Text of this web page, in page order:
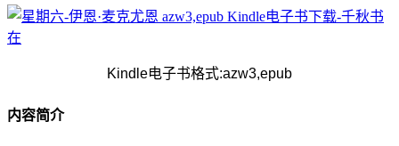
Kindle电子书格式:azw3,epub
内容简介